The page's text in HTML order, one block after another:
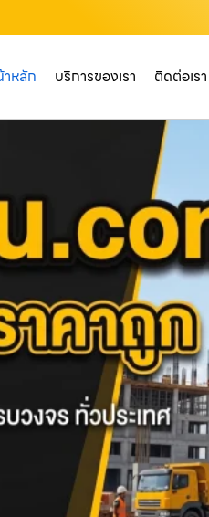
หลัก บริการของเรา ติดต่อเรา